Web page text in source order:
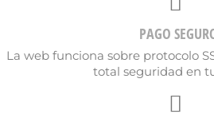
PAGO
La web funciona sobre protocolo
total seguridad en